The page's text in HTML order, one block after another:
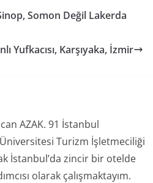
Somon Değil Lakerda
Yufkacısı, Karşıyaka, İzmir
AZAK. 91 İstanbul
Turizm İşletmeciliği
İstanbul’da zincir bir otelde
olarak çalışmaktayım.